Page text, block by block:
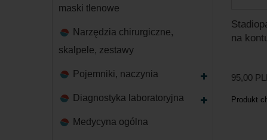
maski tlenowe
Narzędzia chirurgiczne,
skalpele, zestawy
Pojemniki, naczynia
Diagnostyka laboratoryjna
Medycyna ogólna
na
95,00
Produkt